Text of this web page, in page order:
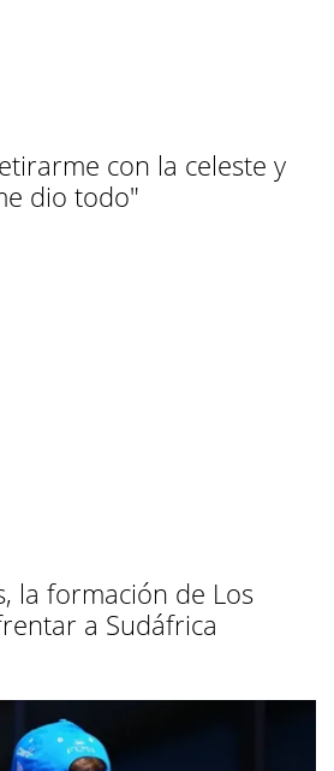
con la celeste y
dio todo"
la formación de Los
a Sudáfrica